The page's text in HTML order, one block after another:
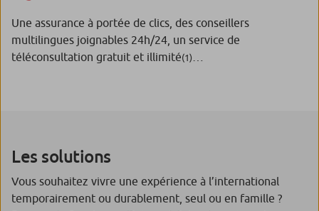
Une assurance à portée de clics, des conseillers
multilingues joignables 24h/24, un service de
téléconsultation gratuit et illimité(1)
Les solutions
Vous souhaitez vivre une expérience à l’international
temporairement ou durablement, seul ou en famille ?